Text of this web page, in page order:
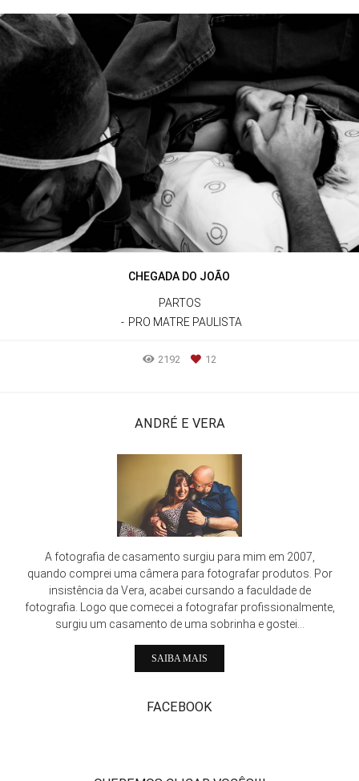
CHEGADA DO JOÃO
PARTOS
PRO MATRE PAULISTA
2192 12
ANDRÉ E VERA
A fotografia de casamento surgiu para mim em 2007,
quando comprei uma câmera para fotografar produtos. Por
insistência da Vera, acabei cursando a faculdade de
fotografia. Logo que comecei a fotografar profissionalmente,
surgiu um casamento de uma sobrinha e gostei...
SAIBA MAIS
FACEBOOK